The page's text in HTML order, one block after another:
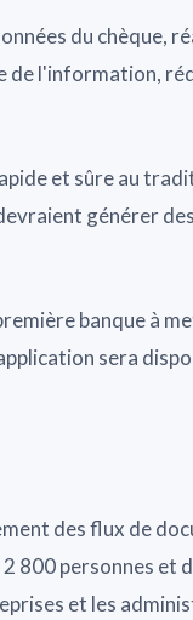
du chèque,
de l'information,
et sûre au
générer
banque à
sera
des flux de
800 personnes et
et les